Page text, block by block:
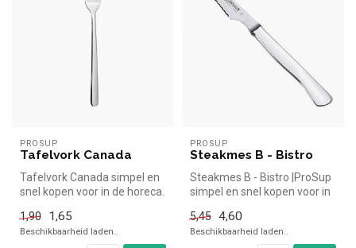
PROSUP
Tafelvork Canada
Tafelvork Canada simpel en
snel kopen voor in de horeca.
1,90
1,65
Beschikbaarheid laden..
PROSUP
Steakmes B - Bistro
Steakmes B - Bistro |ProSup
simpel en snel kopen voor in
5,45 4,60
Beschikbaarheid laden..